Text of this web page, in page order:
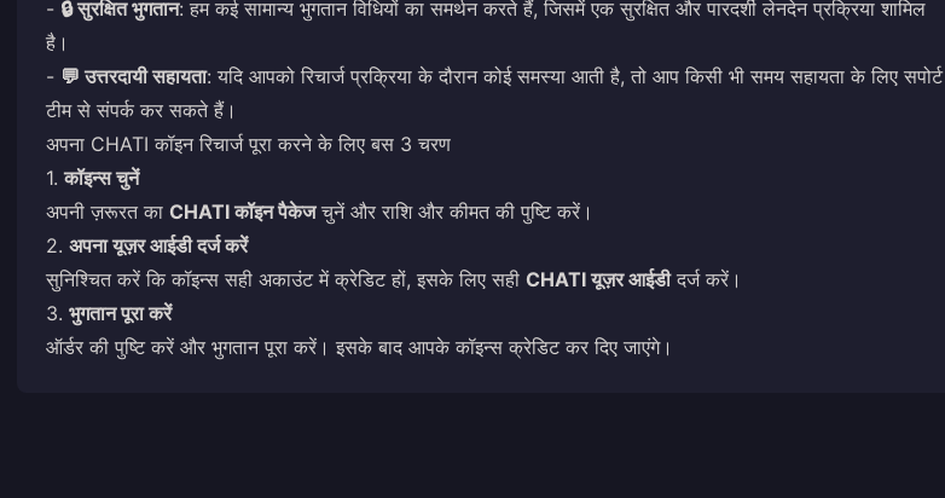
- 🔒 सुरक्षित भुगतान: हम कई सामान्य भुगतान विधियों का समर्थन करते हैं, जिसमें एक सुरक्षित और पारदर्शी लेनदेन प्रक्रिया शामिल
है।
- 💬 उत्तरदायी सहायता: यदि आपको रिचार्ज प्रक्रिया के दौरान कोई समस्या आती है, तो आप किसी भी समय सहायता के लिए सपोर्ट
टीम से संपर्क कर सकते हैं।
अपना CHATI कॉइन रिचार्ज पूरा करने के लिए बस 3 चरण
1.कॉइन्स चुनें
अपनी ज़रूरत का CHATI कॉइन पैकेजचुनें और राशि और कीमत की पुष्टि करें।
2. अपना यूज़र आईडी दर्ज करें
सुनिश्चित करें कि कॉइन्स सही अकाउंट में क्रेडिट हों, इसके लिए सही CHATI यूज़र आईडीदर्ज करें।
3. भुगतान पूरा करें
ऑर्डर की पुष्टि करें और भुगतान पूरा करें। इसके बाद आपके कॉइन्स क्रेडिट कर दिए जाएंगे।